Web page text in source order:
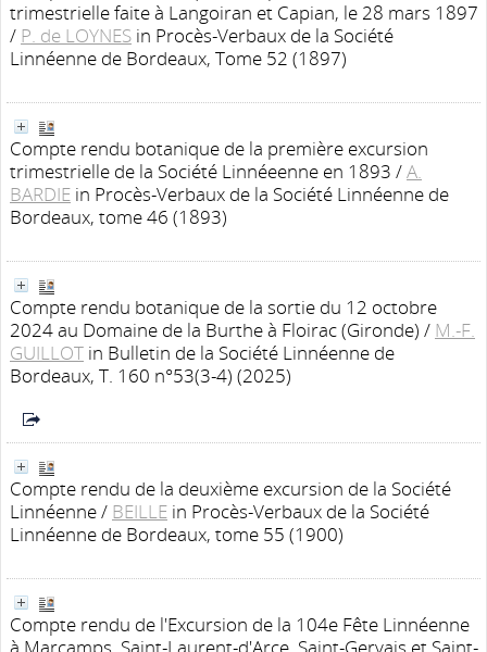
trimestrielle faite à Langoiran et Capian, le 28 mars 1897
/ P. de LOYNES in Procès-Verbaux de la Société
Linnéenne de Bordeaux, Tome 52 (1897)
Compte rendu botanique de la première excursion
trimestrielle de la Société Linnéeenne en 1893 /A.
BARDIE in Procès-Verbaux de la Société Linnéenne de
Bordeaux, tome 46 (1893)
Compte rendu botanique de la sortie du 12 octobre
2024 au Domaine de la Burthe à Floirac (Gironde) / M.-F.
GUILLOT in Bulletin de la Société Linnéenne de
Bordeaux, T. 160 n°53(3-4) (2025)
Compte rendu de la deuxième excursion de la Société
Linnéenne/ BEILLE in Procès-Verbaux de la Société
Linnéenne de Bordeaux, tome 55 (1900)
Compte rendu de l'Excursion de la 104e Fête Linnéenne